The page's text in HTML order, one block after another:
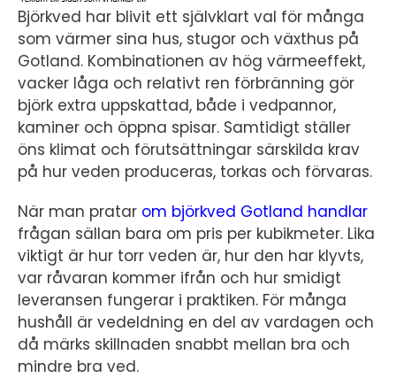
Björkved har blivit ett självklart val för många
som värmer sina hus, stugor och växthus på
Gotland. Kombinationen av hög värmeeffekt,
vacker låga och relativt ren förbränning gör
björk extra uppskattad, både i vedpannor,
kaminer och öppna spisar. Samtidigt ställer
öns klimat och förutsättningar särskilda krav
på hur veden produceras, torkas och förvaras.
När man pratar om björkved Gotland handlar
frågan sällan bara om pris per kubikmeter. Lika
viktigt är hur torr veden är, hur den har klyvts,
var råvaran kommer ifrån och hur smidigt
leveransen fungerar i praktiken. För många
hushåll är vedeldning en del av vardagen och
då märks skillnaden snabbt mellan bra och
mindre bra ved.